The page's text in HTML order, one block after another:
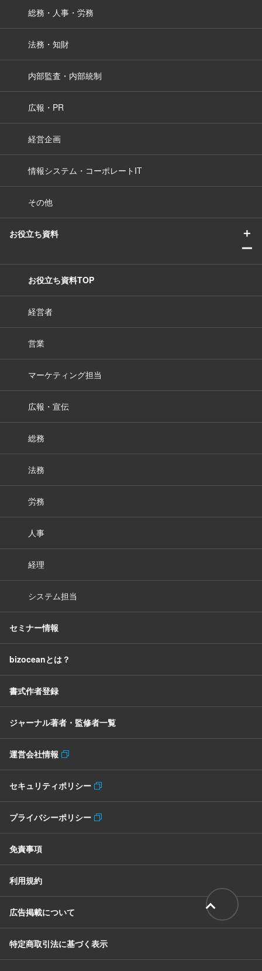
総務・人事・労務
法務・知財
内部監査・内部統制
広報・PR
経営企画
情報システム・コーポレートIT
その他
お役立ち資料
＋
ー
お役立ち資料TOP
経営者
営業
マーケティング担当
広報・宣伝
総務
法務
労務
人事
経理
システム担当
セミナー情報
bizoceanとは？
書式作者登録
ジャーナル著者・監修者一覧
運営会社情報
セキュリティポリシー
プライバシーポリシー
免責事項
利用規約
広告掲載について
特定商取引法に基づく表示